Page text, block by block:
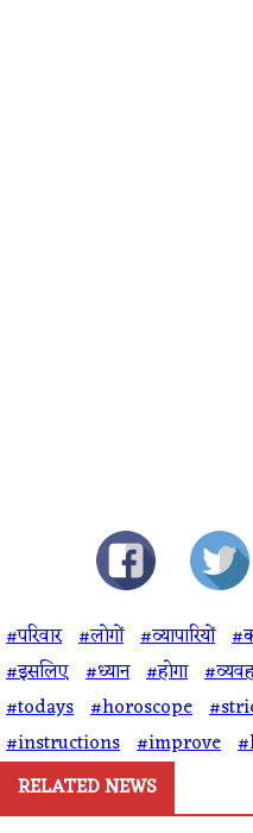
#परिवार #लोगों #व्यापारियों
#इसलिए #ध्यान #होगा
#todays #horoscope
#instructions #improve
RELATED NEWS